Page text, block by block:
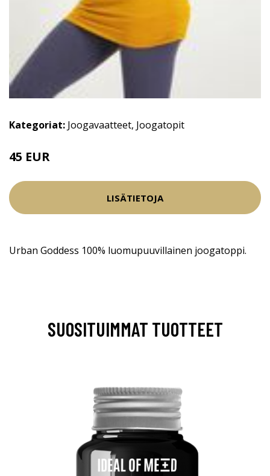
Kategoriat: Joogavaatteet, Joogatopit
45 EUR
LISÄTIETOJA
Urban Goddess 100% luomupuuvillainen joogatoppi.
SUOSITUIMMAT TUOTTEET